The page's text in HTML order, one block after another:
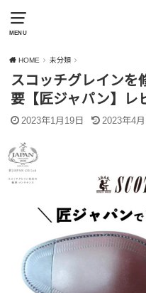
MENU
HOME 未分類
スコッチグレインを
要【匠ジャパン】レ
2023年1月19日 2023年4月